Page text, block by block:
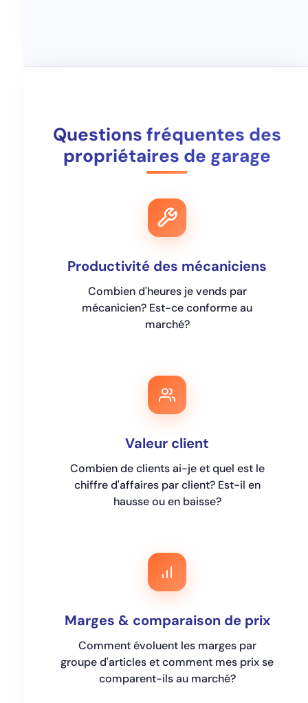
Questions fréquentes des
propriétaires de garage
Productivité des mécaniciens
Combien d'heures je vends par
mécanicien? Est-ce conforme au
marché?
Valeur client
Combien de clients ai-je et quel est le
chiffre d'affaires par client? Est-il en
hausse ou en baisse?
Marges & comparaison de prix
Comment évoluent les marges par
groupe d'articles et comment mes prix se
comparent-ils au marché?